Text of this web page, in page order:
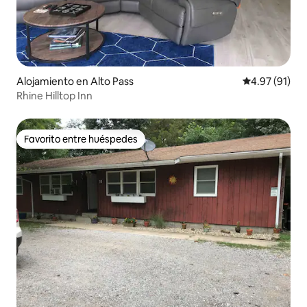
Alojamiento en Alto Pass Calificación
4.97 (91)
Rhine Hilltop Inn
Favorito entre huéspedes
Favorito entre huéspedes